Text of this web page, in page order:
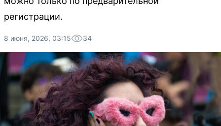
регистрации.
8 июня, 2026, 03:15 34